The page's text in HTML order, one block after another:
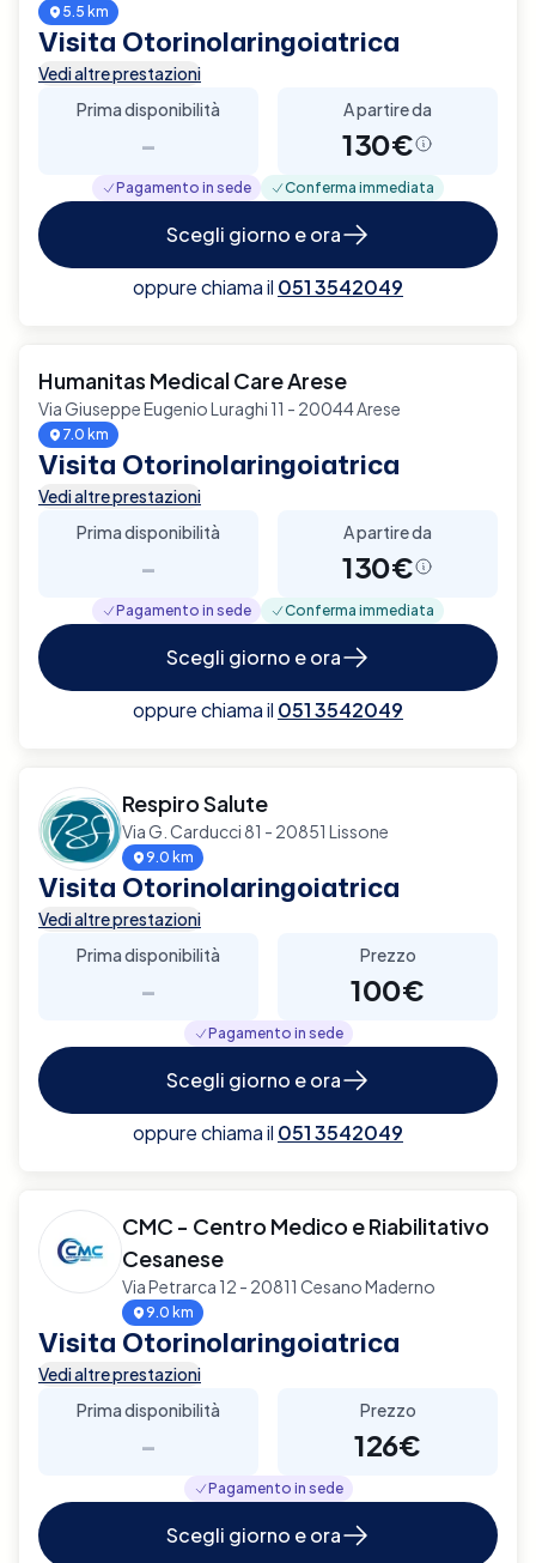
5.5 km
Visita Otorinolaringoiatrica
Vedi altre prestazioni
Prima disponibilità
-
A partire da
130€
Pagamento in sede Conferma immediata
Scegli giorno e ora
oppure chiama il 051 3542049
Humanitas Medical Care Arese
Via Giuseppe Eugenio Luraghi 11 - 20044 Arese
7.0 km
Visita Otorinolaringoiatrica
Vedi altre prestazioni
Prima disponibilità
-
A partire da
130€
Pagamento in sede Conferma immediata
Scegli giorno e ora
oppure chiama il 051 3542049
Respiro Salute
Via G. Carducci 81 - 20851 Lissone
9.0 km
Visita Otorinolaringoiatrica
Vedi altre prestazioni
Prima disponibilità
-
Prezzo
100€
Pagamento in sede
Scegli giorno e ora
oppure chiama il 051 3542049
CMC - Centro Medico e Riabilitativo
Cesanese
Via Petrarca 12 - 20811 Cesano Maderno
9.0 km
Visita Otorinolaringoiatrica
Vedi altre prestazioni
Prima disponibilità
-
Prezzo
126€
Pagamento in sede
Scegli giorno e ora